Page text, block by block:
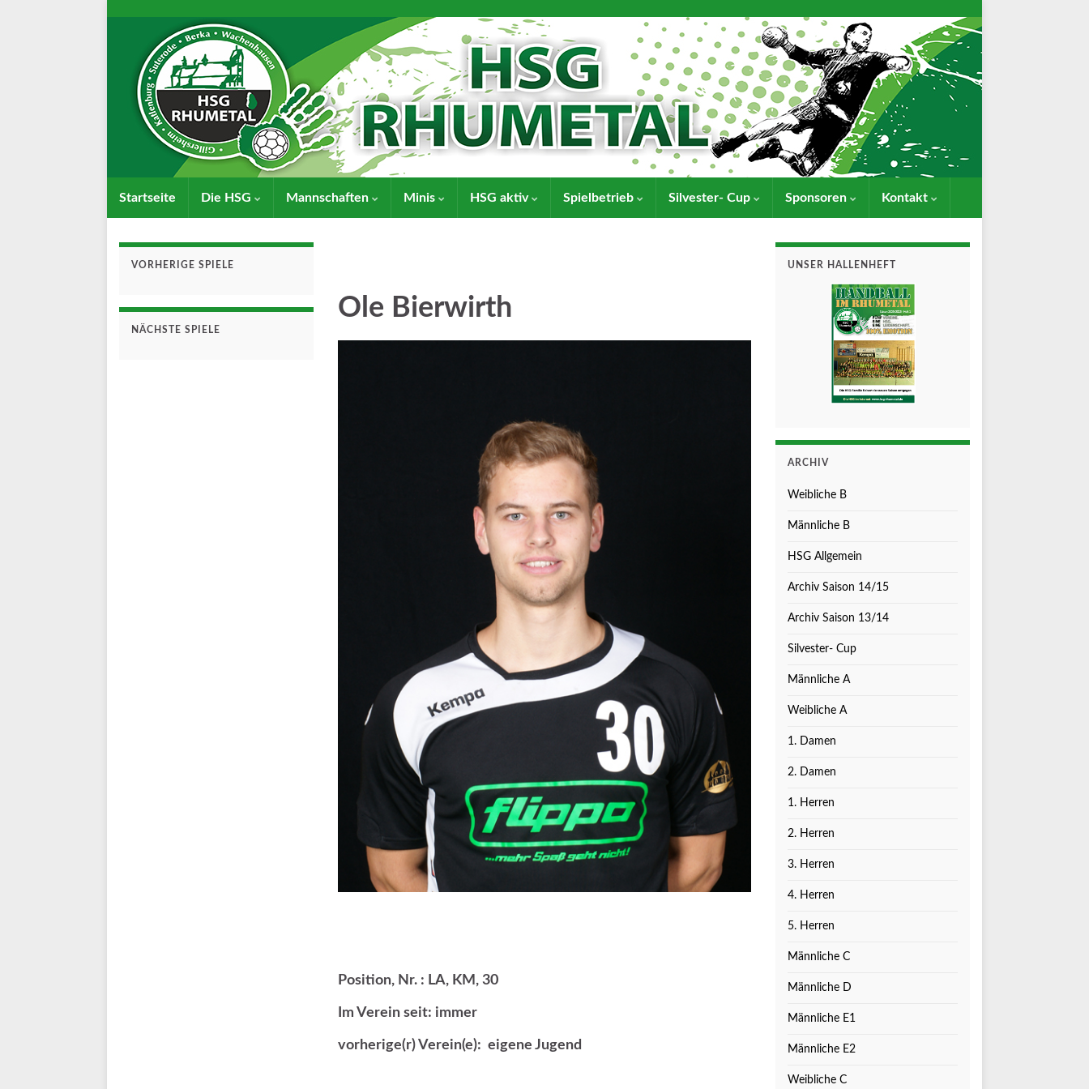
Startseite Die HSG Mannschaften Minis HSG aktiv Spielbetrieb Silvester- Cup Sponsoren Kontakt
Ole Bierwirth
Position, Nr. : LA, KM, 30
Im Verein seit: immer
vorherige(r) Verein(e): eigene Jugend
VORHERIGE SPIELE
NÄCHSTE SPIELE
UNSER HALLENHEFT
ARCHIV
Weibliche B
Männliche B
HSG Allgemein
Archiv Saison 14/15
Archiv Saison 13/14
Silvester- Cup
Männliche A
Weibliche A
1. Damen
2. Damen
1. Herren
2. Herren
3. Herren
4. Herren
5. Herren
Männliche C
Männliche D
Männliche E1
Männliche E2
Weibliche C